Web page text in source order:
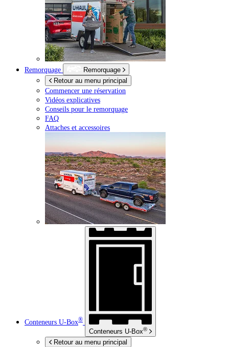
Remorquage
Remorquage
Retour au menu principal
Commencer une réservation
Vidéos explicatives
Conseils pour le remorquage
FAQ
Attaches et accessoires
Conteneurs U-Box®
Conteneurs U-Box®
Retour au menu principal